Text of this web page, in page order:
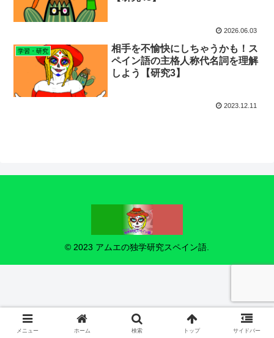
2026.06.03
学習・研究
相手を不愉快にしちゃうかも！ス
ペイン語の主格人称代名詞を理解
しよう【研究3】
2023.12.11
© 2023 アムエの独学研究スペイン語.
メニュー ホーム 検索 トップ サイドバー